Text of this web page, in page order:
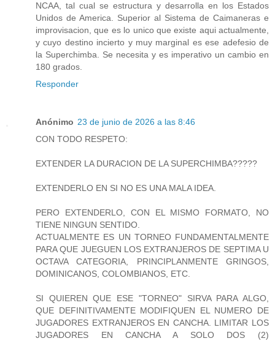
NCAA, tal cual se estructura y desarrolla en los Estados
Unidos de America. Superior al Sistema de Caimaneras e
improvisacion, que es lo unico que existe aqui actualmente,
y cuyo destino incierto y muy marginal es ese adefesio de
la Superchimba. Se necesita y es imperativo un cambio en
180 grados.
Responder
Anónimo 23 de junio de 2026 a las 8:46
CON TODO RESPETO:
EXTENDER LA DURACION DE LA SUPERCHIMBA?????
EXTENDERLO EN SI NO ES UNA MALA IDEA.
PERO EXTENDERLO, CON EL MISMO FORMATO, NO
TIENE NINGUN SENTIDO.
ACTUALMENTE ES UN TORNEO FUNDAMENTALMENTE
PARA QUE JUEGUEN LOS EXTRANJEROS DE SEPTIMA U
OCTAVA CATEGORIA, PRINCIPLANMENTE GRINGOS,
DOMINICANOS, COLOMBIANOS, ETC.
SI QUIEREN QUE ESE "TORNEO" SIRVA PARA ALGO,
QUE DEFINITIVAMENTE MODIFIQUEN EL NUMERO DE
JUGADORES EXTRANJEROS EN CANCHA. LIMITAR LOS
JUGADORES EN CANCHA A SOLO DOS (2)